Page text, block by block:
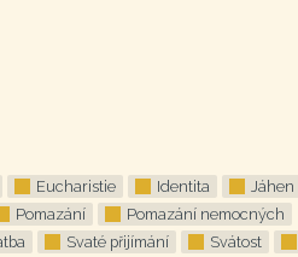
Eucharistie Identita Jáhen
Pomazání
Pomazání nemocných
Svaté přijímání Svátost